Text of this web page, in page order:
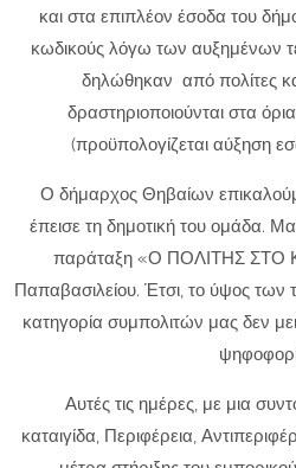
και στα επιπλέον έσοδα του
κωδικούς λόγω των αυξημένων
δηλώθηκαν από πολίτες
δραστηριοποιούνται στα
(προϋπολογίζεται αύξηση
Ο δήμαρχος Θηβαίων
έπεισε τη δημοτική του ομάδα.
παράταξη «Ο ΠΟΛΙΤΗΣ ΣΤΟ
Παπαβασιλείου. Έτσι, το ύψος των
κατηγορία συμπολιτών μας δεν
Αυτές τις ημέρες, με μια
καταιγίδα, Περιφέρεια,